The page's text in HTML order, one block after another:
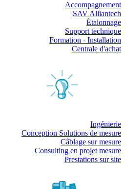
Accompagnement
SAV Alliantech
Étalonnage
Support technique
Formation - Installation
Centrale d'achat
Ingénierie
Conception Solutions de mesure
Câblage sur mesure
Consulting en projet mesure
Prestations sur site